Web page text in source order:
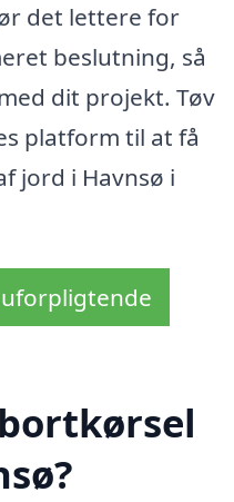
det lettere for
beslutning, så
dit projekt. Tøv
platform til at få
jord i Havnsø i